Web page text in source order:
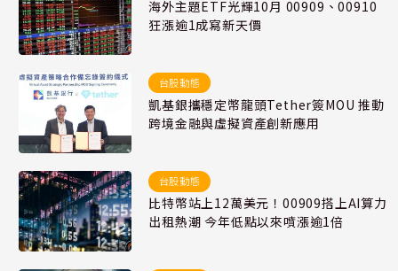
海外主題ETF光輝10月 00909、00910
狂漲逾1成寫新天價
台股動態
凱基銀攜穩定幣龍頭Tether簽MOU 推動
跨境金融與虛擬資產創新應用
台股動態
比特幣站上12萬美元！00909搭上AI算力
出租熱潮 今年低點以來噴漲逾1倍